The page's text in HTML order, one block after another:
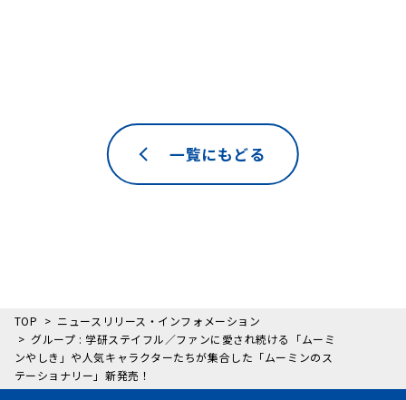
一覧にもどる
TOP
ニュースリリース・インフォメーション
グループ : 学研ステイフル／ファンに愛され続ける「ムーミ
ンやしき」や人気キャラクターたちが集合した「ムーミンのス
テーショナリー」新発売！